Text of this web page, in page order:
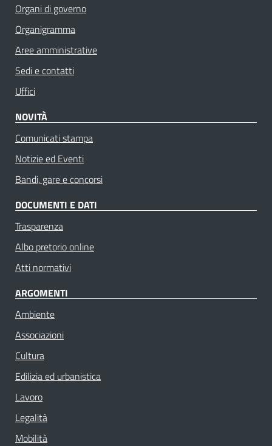
Organi di governo
Organigramma
Aree amministrative
Sedi e contatti
Uffici
NOVITÀ
Comunicati stampa
Notizie ed Eventi
Bandi, gare e concorsi
DOCUMENTI E DATI
Trasparenza
Albo pretorio online
Atti normativi
ARGOMENTI
Ambiente
Associazioni
Cultura
Edilizia ed urbanistica
Lavoro
Legalità
Mobilità